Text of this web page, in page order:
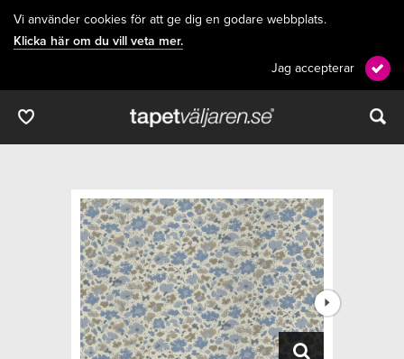
Vi använder cookies för att ge dig en godare webbplats.
Klicka här om du vill veta mer.
Jag accepterar